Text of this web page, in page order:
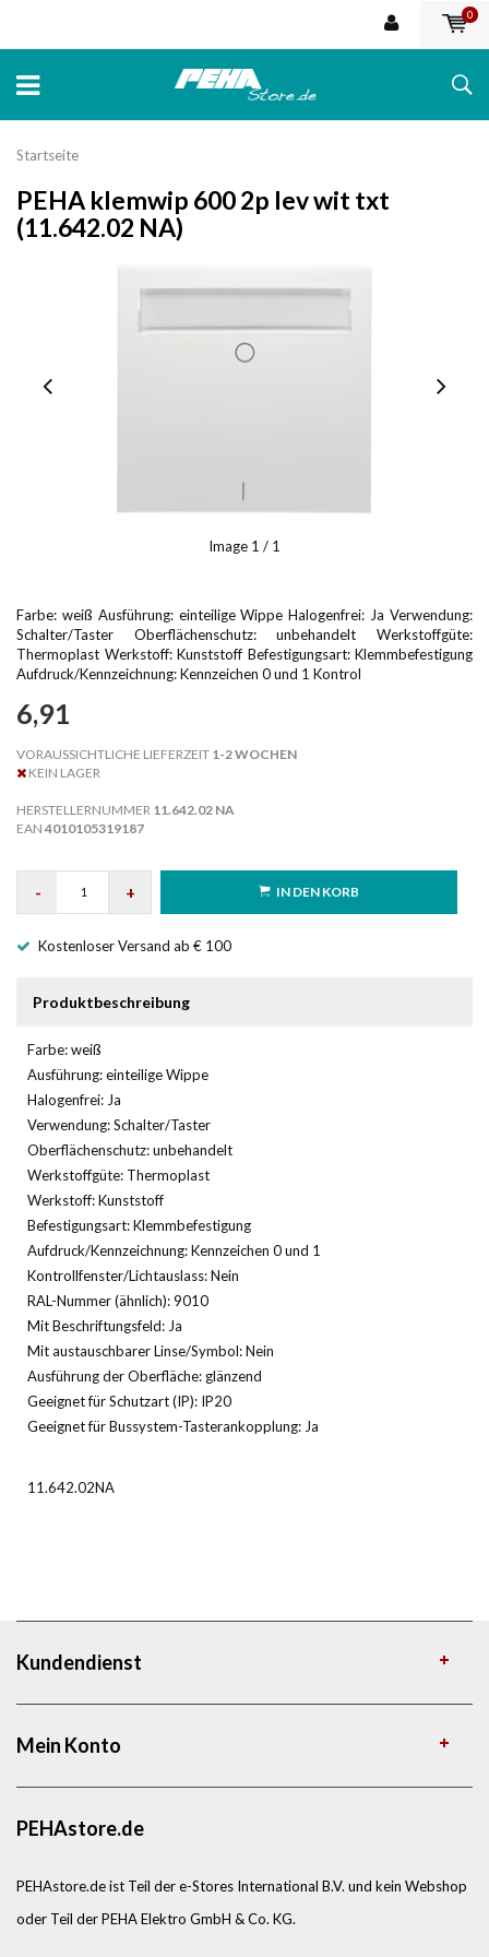
0
Startseite
PEHA klemwip 600 2p lev wit txt
(11.642.02 NA)
Image 1 / 1
Farbe: weiß Ausführung: einteilige Wippe Halogenfrei: Ja Verwendung:
Schalter/Taster Oberflächenschutz: unbehandelt Werkstoffgüte:
Thermoplast Werkstoff: Kunststoff Befestigungsart: Klemmbefestigung
Aufdruck/Kennzeichnung: Kennzeichen 0 und 1 Kontrol
6,91
VORAUSSICHTLICHE LIEFERZEIT 1-2 WOCHEN
KEIN LAGER
HERSTELLERNUMMER 11.642.02 NA
EAN 4010105319187
- + IN DEN KORB
Kostenloser Versand ab € 100
Produktbeschreibung
Farbe: weiß
Ausführung: einteilige Wippe
Halogenfrei: Ja
Verwendung: Schalter/Taster
Oberflächenschutz: unbehandelt
Werkstoffgüte: Thermoplast
Werkstoff: Kunststoff
Befestigungsart: Klemmbefestigung
Aufdruck/Kennzeichnung: Kennzeichen 0 und 1
Kontrollfenster/Lichtauslass: Nein
RAL-Nummer (ähnlich): 9010
Mit Beschriftungsfeld: Ja
Mit austauschbarer Linse/Symbol: Nein
Ausführung der Oberfläche: glänzend
Geeignet für Schutzart (IP): IP20
Geeignet für Bussystem-Tasterankopplung: Ja
11.642.02NA
Kundendienst
Mein Konto
PEHAstore.de
PEHAstore.de ist Teil der e-Stores International B.V. und kein Webshop
oder Teil der PEHA Elektro GmbH & Co. KG.